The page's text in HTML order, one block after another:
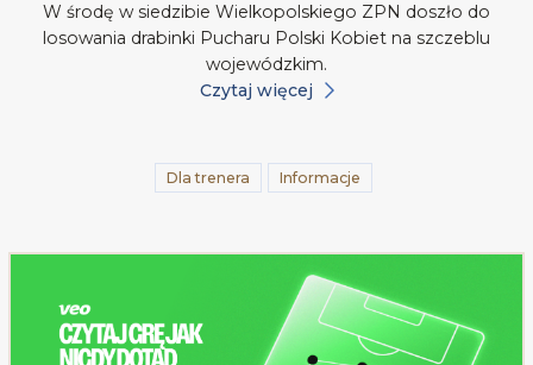
W środę w siedzibie Wielkopolskiego ZPN doszło do
losowania drabinki Pucharu Polski Kobiet na szczeblu
wojewódzkim.
Czytaj więcej
Dla trenera Informacje